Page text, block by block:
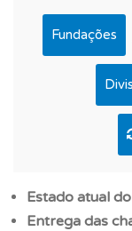
Fundações
Estado atual
Entrega das